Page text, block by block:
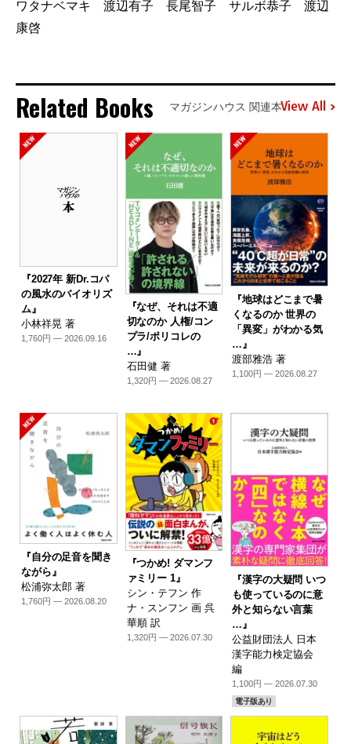
ワタナベマキ 渡辺有子 長尾智子 サルボ恭子 渡辺
康啓
Related Books マガジンハウス 関連本View All
『2027年 新Dr.コパ
の風水のバイオリズ
ム』
小林祥晃 著
1,760円 — 2026.09.16
『なぜ、それは不適
切なのか 人権/コン
プラ/ポリコレの
…』
石田健 著
1,320円 — 2026.08.27
『地球はどこまで暑
くなるのか 世界の
「異変」がわかる気
…』
渡部雅浩 著
1,100円 — 2026.08.27
『自分の足音を聞き
ながら』
松浦弥太郎 著
1,760円 — 2026.08.20
『つかめ! ダマンフ
ァミリー 1』
シン・テフン 作
ナ・スンフン 画 呉
華順 訳
1,320円 — 2026.07.30
『漢字の大疑問 いつ
も使っているのに意
外と知らない言葉
…』
公益財団法人 日本
漢字能力検定協会
編
1,100円 — 2026.07.30
電子版あり